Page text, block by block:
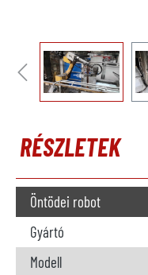
RÉSZLETEK
Öntödei robot
Gyártó
Modell